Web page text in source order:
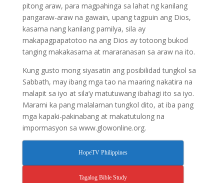
pitong araw, para magpahinga sa lahat ng kanilang
pangaraw-araw na gawain, upang tagpuin ang Dios,
kasama nang kanilang pamilya, sila ay
makapagpapatotoo na ang Dios ay totoong bukod
tanging makakasama at mararanasan sa araw na ito.
Kung gusto mong siyasatin ang posibilidad tungkol sa
Sabbath, may ibang mga tao na maaring nakatira na
malapit sa iyo at sila’y matutuwang ibahagi ito sa iyo.
Marami ka pang malalaman tungkol dito, at iba pang
mga kapaki-pakinabang at makatutulong na
impormasyon sa www.glowonline.org.
HopeTV Philippines
Tagalog Bible Study